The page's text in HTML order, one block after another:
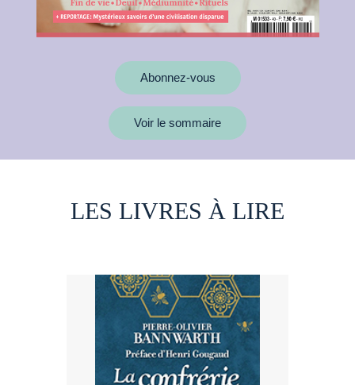
Abonnez-vous
Voir le sommaire
LES LIVRES À LIRE